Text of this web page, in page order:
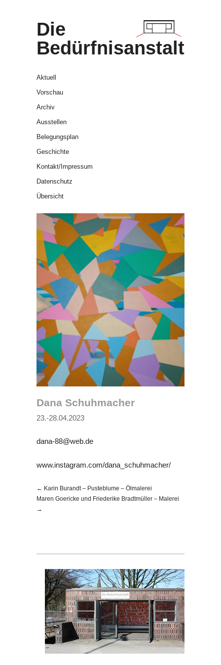
Die
Bedürfnisanstalt
Aktuell
Vorschau
Archiv
Ausstellen
Belegungsplan
Geschichte
Kontakt/Impressum
Datenschutz
Übersicht
Dana Schuhmacher
23.-28.04.2023
dana-88@web.de
www.instagram.com/dana_schuhmacher/
← Karin Burandt – Pusteblume – Ölmalerei
Maren Goericke und Friederike Bradtmüller – Malerei
→